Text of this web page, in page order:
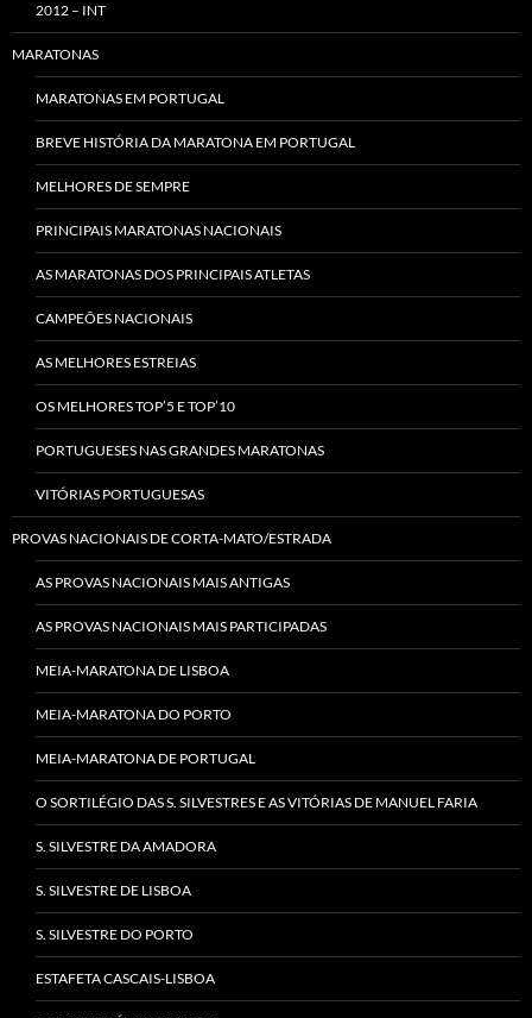
2012 – INT
MARATONAS
MARATONAS EM PORTUGAL
BREVE HISTÓRIA DA MARATONA EM PORTUGAL
MELHORES DE SEMPRE
PRINCIPAIS MARATONAS NACIONAIS
AS MARATONAS DOS PRINCIPAIS ATLETAS
CAMPEÕES NACIONAIS
AS MELHORES ESTREIAS
OS MELHORES TOP’5 E TOP’10
PORTUGUESES NAS GRANDES MARATONAS
VITÓRIAS PORTUGUESAS
PROVAS NACIONAIS DE CORTA-MATO/ESTRADA
AS PROVAS NACIONAIS MAIS ANTIGAS
AS PROVAS NACIONAIS MAIS PARTICIPADAS
MEIA-MARATONA DE LISBOA
MEIA-MARATONA DO PORTO
MEIA-MARATONA DE PORTUGAL
O SORTILÉGIO DAS S. SILVESTRES E AS VITÓRIAS DE MANUEL FARIA
S. SILVESTRE DA AMADORA
S. SILVESTRE DE LISBOA
S. SILVESTRE DO PORTO
ESTAFETA CASCAIS-LISBOA